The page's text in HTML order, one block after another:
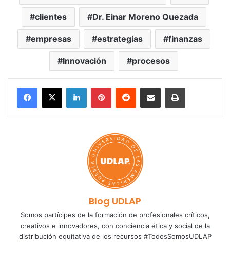
clientes Dr. Einar Moreno Quezada
empresas estrategias finanzas
Innovación procesos
LinkedInPinterestReddit Share via Email Print
Blog UDLAP
Somos partícipes de la formación de profesionales críticos,
creativos e innovadores, con conciencia ética y social de la
distribución equitativa de los recursos #TodosSomosUDLAP